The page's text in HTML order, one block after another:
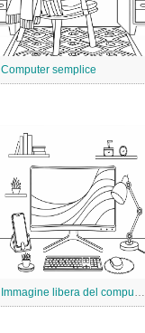
Computer semplice
Immagine libera del computer